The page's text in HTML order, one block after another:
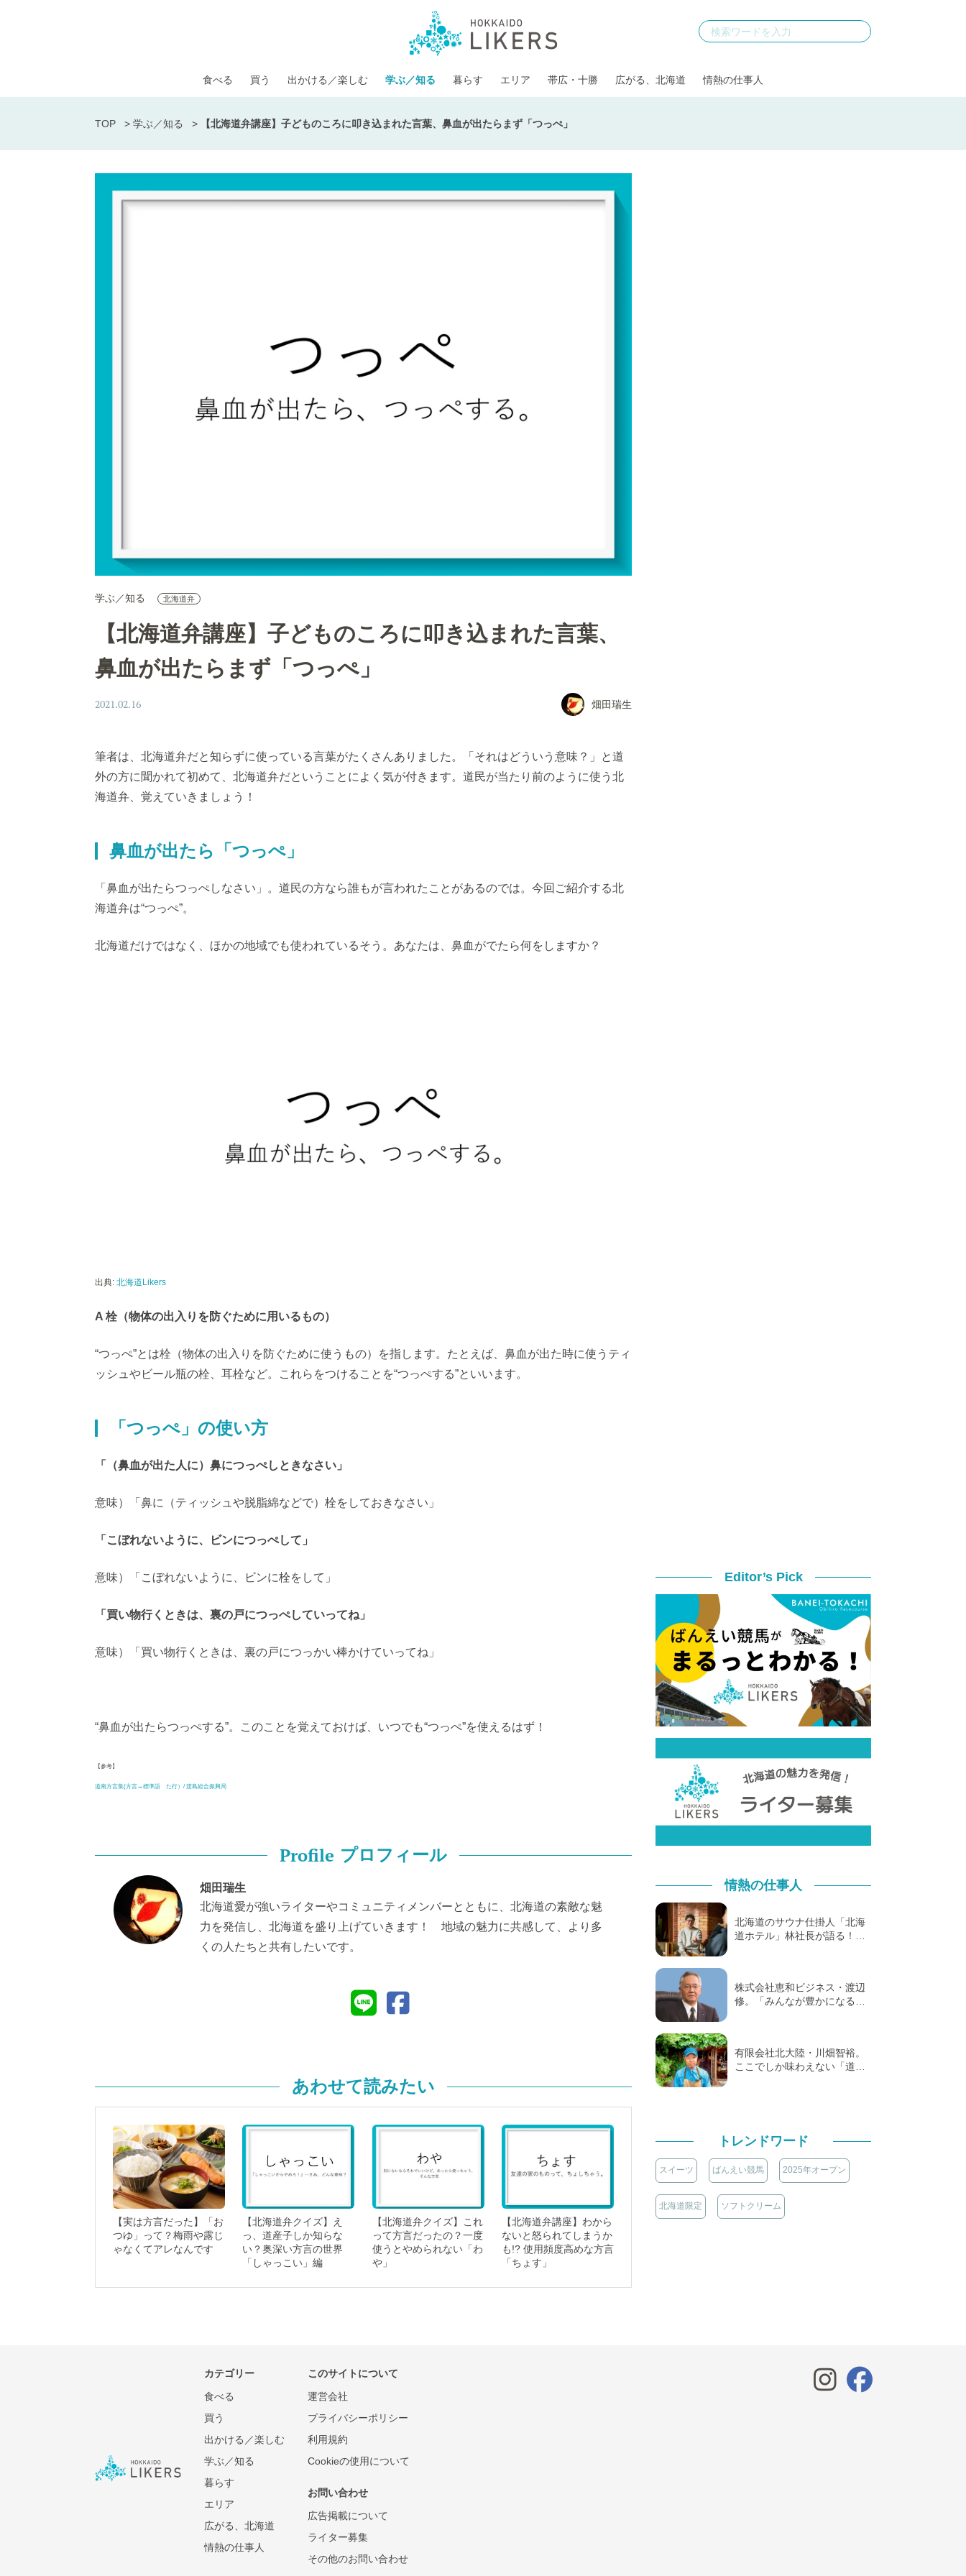
食べる 買う 出かける／楽しむ 学ぶ／知る 暮らす エリア 帯広・十勝 広がる、北海道 情熱の仕事人
TOP > 学ぶ／知る > 【北海道弁講座】子どものころに叩き込まれた言葉、鼻血が出たらまず「つっぺ」
学ぶ／知る 北海道弁
【北海道弁講座】子どものころに叩き込まれた言葉、
鼻血が出たらまず「つっぺ」
2021.02.16 畑田瑞生
筆者は、北海道弁だと知らずに使っている言葉がたくさんありました。「それはどういう意味？」と道
外の方に聞かれて初めて、北海道弁だということによく気が付きます。道民が当たり前のように使う北
海道弁、覚えていきましょう！
鼻血が出たら「つっぺ」
「鼻血が出たらつっぺしなさい」。道民の方なら誰もが言われたことがあるのでは。今回ご紹介する北
海道弁は“つっぺ”。
北海道だけではなく、ほかの地域でも使われているそう。あなたは、鼻血がでたら何をしますか？
出典: 北海道Likers
A 栓（物体の出入りを防ぐために用いるもの）
“つっぺ”とは栓（物体の出入りを防ぐために使うもの）を指します。たとえば、鼻血が出た時に使うティ
ッシュやビール瓶の栓、耳栓など。これらをつけることを“つっぺする”といいます。
「つっぺ」の使い方
「（鼻血が出た人に）鼻につっぺしときなさい」
意味）「鼻に（ティッシュや脱脂綿などで）栓をしておきなさい」
「こぼれないように、ビンにつっぺして」
意味）「こぼれないように、ビンに栓をして」
「買い物行くときは、裏の戸につっぺしていってね」
意味）「買い物行くときは、裏の戸につっかい棒かけていってね」
“鼻血が出たらつっぺする”。このことを覚えておけば、いつでも“つっぺ”を使えるはず！
【参考】
道南方言集(方言→標準語 た行）/ 渡島総合振興局
Profile プロフィール
畑田瑞生
北海道愛が強いライターやコミュニティメンバーとともに、北海道の素敵な魅
力を発信し、北海道を盛り上げていきます！ 地域の魅力に共感して、より多
くの人たちと共有したいです。
あわせて読みたい
【実は方言だった】「お
つゆ」って？梅雨や露じ
ゃなくてアレなんです
【北海道弁クイズ】え
っ、道産子しか知らな
い？奥深い方言の世界
「しゃっこい」編
【北海道弁クイズ】これ
って方言だったの？一度
使うとやめられない「わ
や」
【北海道弁講座】わから
ないと怒られてしまうか
も!? 使用頻度高めな方言
「ちょす」
Editor’s Pick
情熱の仕事人
北海道のサウナ仕掛人「北海
道ホテル」林社長が語る！…
株式会社恵和ビジネス・渡辺
修。「みんなが豊かになる…
有限会社北大陸・川畑智裕。
ここでしか味わえない「道…
トレンドワード
スイーツ ばんえい競馬 2025年オープン
北海道限定 ソフトクリーム
カテゴリー
食べる
買う
出かける／楽しむ
学ぶ／知る
暮らす
エリア
広がる、北海道
情熱の仕事人
このサイトについて
運営会社
プライバシーポリシー
利用規約
Cookieの使用について
お問い合わせ
広告掲載について
ライター募集
その他のお問い合わせ